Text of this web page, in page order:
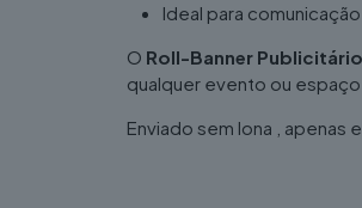
Ideal para
O Roll-Banner Publicitário
qualquer evento ou
Enviado sem lona , apenas